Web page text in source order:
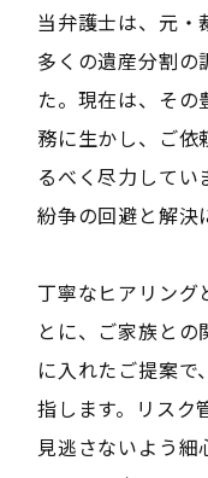
当弁護士は、元・
多くの遺産分割の
た。現在は、そ
務に生かし、ご依
るべく尽力してい
紛争の回避と解決
丁寧なヒアリング
とに、ご家族と
に入れたご提案で
指します。リスク
見逃さないよう